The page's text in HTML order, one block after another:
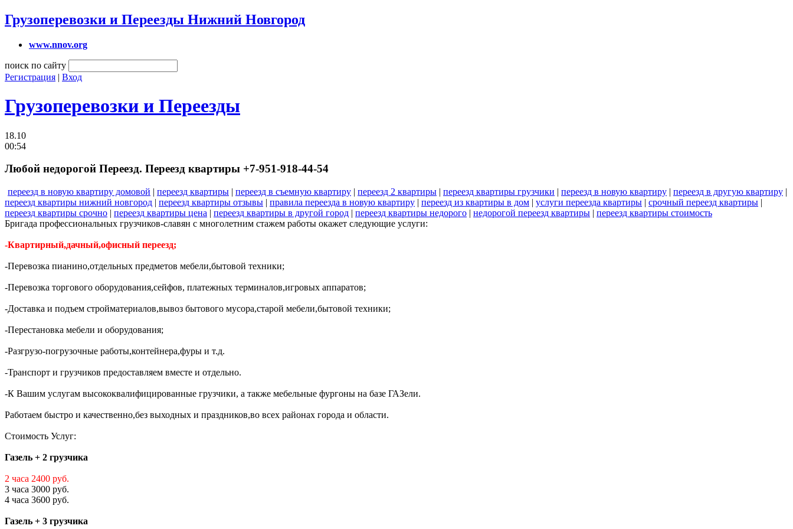
Грузоперевозки и Переезды Нижний Новгород
www.nnov.org
поиск по сайту
Регистрация | Вход
Грузоперевозки и Переезды
18.10
00:54
Любой недорогой Переезд. Переезд квартиры +7-951-918-44-54
переезд в новую квартиру домовой | переезд квартиры | переезд в съемную квартиру | переезд 2 квартиры | переезд квартиры грузчики | переезд в новую квартиру | переезд в другую квартиру |
переезд квартиры нижний новгород | переезд квартиры отзывы | правила переезда в новую квартиру | переезд из квартиры в дом | услуги переезда квартиры | срочный переезд квартиры |
переезд квартиры срочно | переезд квартиры цена | переезд квартиры в другой город | переезд квартиры недорого | недорогой переезд квартиры | переезд квартиры стоимость
Бригада профессиональных грузчиков-славян с многолетним стажем работы окажет следующие услуги:
-Квартирный,дачный,офисный переезд;
-Перевозка пианино,отдельных предметов мебели,бытовой техники;
-Перевозка торгового оборудования,сейфов, платежных терминалов,игровых аппаратов;
-Доставка и подъем стройматериалов,вывоз бытового мусора,старой мебели,бытовой техники;
-Перестановка мебели и оборудования;
-Разгрузо-погрузочные работы,контейнера,фуры и т.д.
-Транспорт и грузчиков предоставляем вместе и отдельно.
-К Вашим услугам высококвалифицированные грузчики, а также мебельные фургоны на базе ГАЗели.
Работаем быстро и качественно,без выходных и праздников,во всех районах города и области.
Стоимость Услуг:
Газель + 2 грузчика
2 часа 2400 руб.
3 часа 3000 руб.
4 часа 3600 руб.
Газель + 3 грузчика